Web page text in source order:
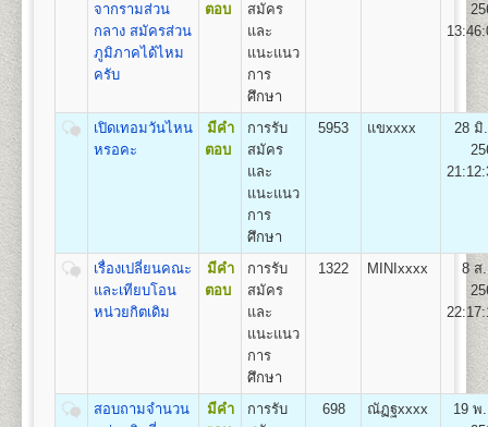
คณะสาธารณสุขศาสตร์
เปิดสอนระดับปริญญาตรี
หลักสูตร 4 ปี จำนวน
135 หน่วยกิต
สาธารณสุขศาสตรบัณฑิต (ส.บ.) Bachelor of
Health (B.P.H)
เปิดสอน 1
1.หลักสูตรสาธารณสุขศาสตรบัณฑิต สาขาวิชา
ส่วนกลาง (หัวหมาก) สำนักงานคณะสาธารณสุขศาสตร์
มหาวิทยาลัยรามคำแหง
อาคารสุโขทัย ชั้น 13 แขวงหัวหมาก กรุงเทพฯ 10240
หลักสูตรที่เปิดสอน (ปริญญาตรี ส่วนภูมิภาค)
15 750 500 800
2,750
16 800 800 100
800
2,850
18 500 800
800 100
800
1,050 800
จากรามส่วน
กลาง สมัครส่วน
ภูมิภาคได้ไหม
ครับ
ตอบ
สมัคร
และ
แนะแนว
การ
ศึกษา
เปิดเทอมวันไหน
หรอคะ
มีคำ
ตอบ
การรับ
สมัคร
และ
แนะแนว
การ
ศึกษา
5953 แขxxxx
28 มิ
เรื่องเปลี่ยนคณะ
และเทียบโอน
หน่วยกิตเดิม
มีคำ
ตอบ
การรับ
สมัคร
และ
แนะแนว
การ
ศึกษา
1322 MINIxxxx
8 ส
สอบถามจำนวน
มีคำ
การรับ
698 ณัฏฐxxxx
19 พ